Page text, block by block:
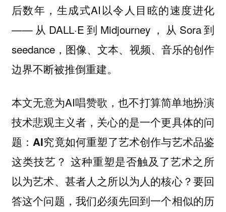
后数年，生成式AI以令人目眩的速度进化
——从DALL·E到Midjourney，从Sora到
seedance，图像、文本、视频、音乐的创作
边界不断被推倒重建。
本文无意为AI唱赞歌，也不打算简单地扮演
技术悲观主义者，关心的是一个更具体的问
题：AI究竟如何重塑了艺术创作与艺术品鉴
这类技艺？ 这种重塑是否触及了艺术之所
以为艺术、甚者人之所以为人的核心？要回
答这个问题，我们必须先回到一个相似的历